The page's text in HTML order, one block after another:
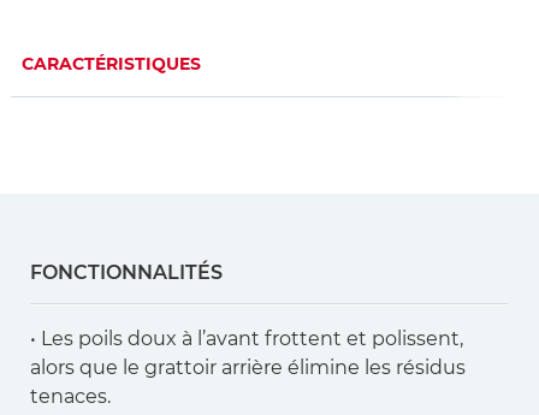
CARACTÉRISTIQUES
FONCTIONNALITÉS
• Les poils doux à l’avant frottent et polissent,
alors que le grattoir arrière élimine les résidus
tenaces.